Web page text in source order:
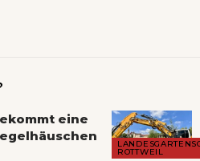
ROTTWEIL
eine